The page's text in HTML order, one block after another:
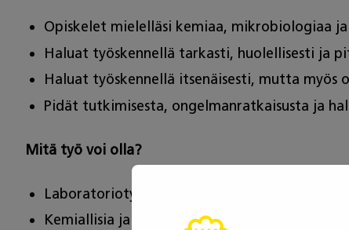
Opiskelet mielelläsi kemiaa, mikrobiologiaa
Haluat työskennellä tarkasti, huolellisesti ja
Haluat työskennellä itsenäisesti, mutta myös
Pidät tutkimisesta, ongelmanratkaisusta ja
Mitä työ voi olla?
Laboratoriotyöskentelyä laatu- ja
Kemiallisia ja biokemiallisia analyysejä sekä